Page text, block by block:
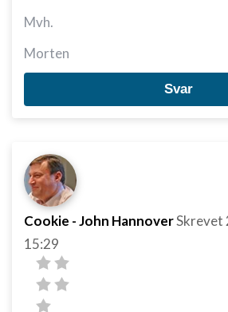
Mvh.
Morten
Svar
Cookie - John HannoverSkrevet
15:29